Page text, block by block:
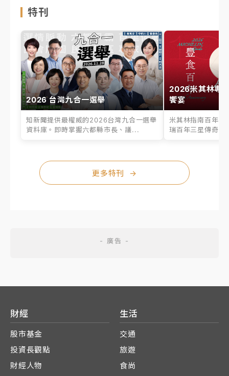
特刊
2026 台灣九合一選舉
知新聞提供最權威的2026台灣九合一選舉
資料庫。即時掌握六都縣市長、議...
2026米其林專
饗宴
米其林指南百年之
瑞百年三星傳奇、
更多特刊 →
財經
股市基金
投資長觀點
財經人物
生活
交通
旅遊
食尚